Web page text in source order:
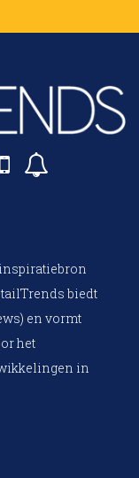
biedt
en vormt
het
in